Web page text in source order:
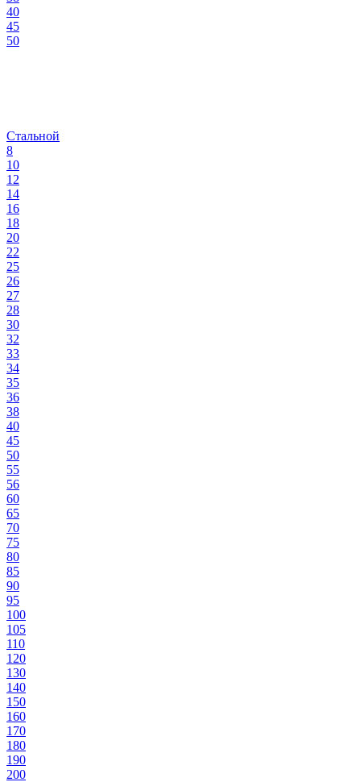
40
45
50
Стальной
8
10
12
14
16
18
20
22
25
26
27
28
30
32
33
34
35
36
38
40
45
50
55
56
60
65
70
75
80
85
90
95
100
105
110
120
130
140
150
160
170
180
190
200